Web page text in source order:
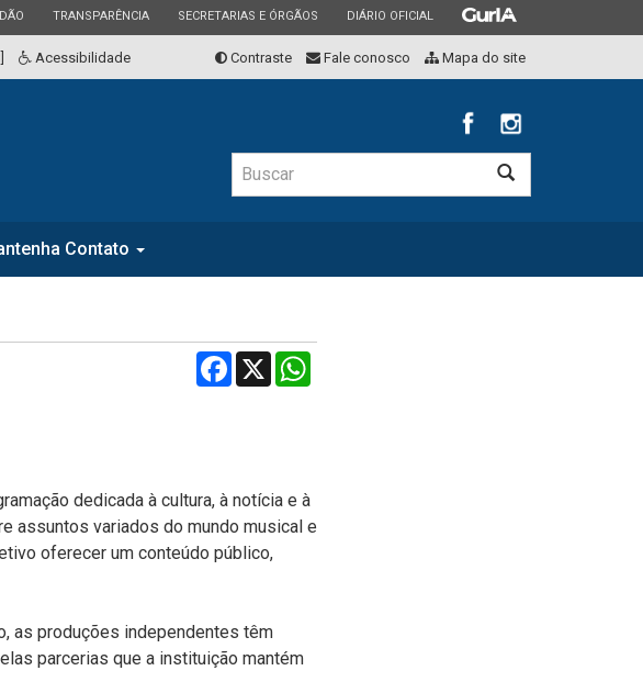
ESTADO
TRANSPARÊNCIA ESTADO
SECRETARIAS E ÓRGÃOS ESTADO
DIÁRIO OFICIAL ESTADO
Acessibilidade Contraste Fale conosco Mapa do site
Buscar
Contato
Facebook
X
dedicada à cultura, à notícia e à
assuntos variados do mundo musical e
oferecer um conteúdo público,
as produções independentes têm
parcerias que a instituição mantém